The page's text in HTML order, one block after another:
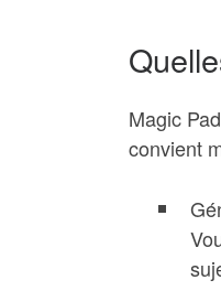
Magic
convient